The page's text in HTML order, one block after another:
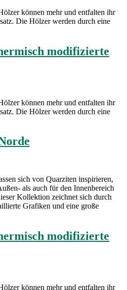
können mehr und entfalten ihr
Die Hölzer werden durch eine
modifizierte
können mehr und entfalten ihr
Die Hölzer werden durch eine
sich von Quarziten inspirieren,
als auch für den Innenbereich
Kollektion zeichnet sich durch
Grafiken und eine große
modifizierte
können mehr und entfalten ihr